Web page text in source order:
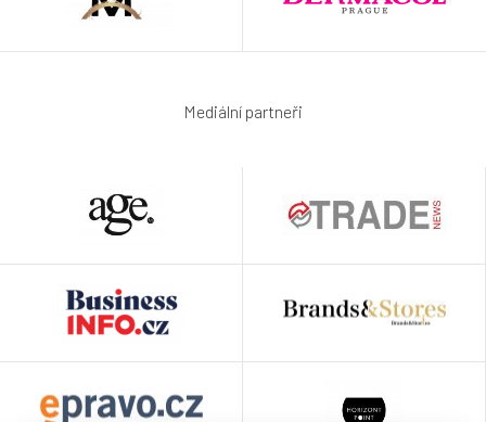
Mediální partneři